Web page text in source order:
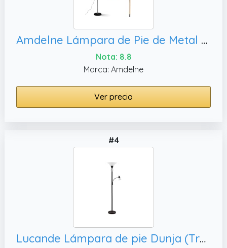
Amdelne Lámpara de Pie de Metal Negro, Sin Bombilla
Nota: 8.8
Marca: Amdelne
Ver precio
#4
Lucande Lámpara de pie Dunja (Tradicional) en Marrón hecho Metal e.o. para Salón & Comedor (2 llamas, E27) lámpara